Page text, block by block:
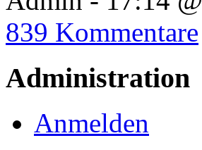
839 Kommentare
Administration
Anmelden